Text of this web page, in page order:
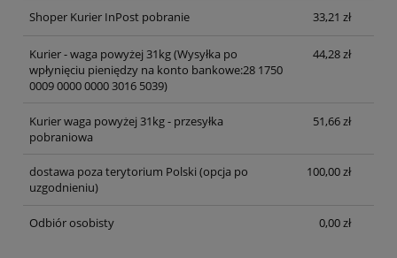
Shoper Kurier InPost pobranie 33,21 zł
Kurier - waga powyżej 31kg(Wysyłka po
wpłynięciu pieniędzy na konto bankowe:28 1750
0009 0000 0000 3016 5039)
44,28 zł
Kurier waga powyżej 31kg - przesyłka
pobraniowa
51,66 zł
dostawa poza terytorium Polski (opcja po
uzgodnieniu)
100,00 zł
Odbiór osobisty 0,00 zł